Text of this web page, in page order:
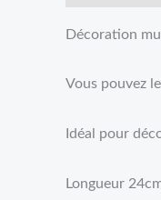
Décoration
Vous pouvez
Idéal pour
Longueur